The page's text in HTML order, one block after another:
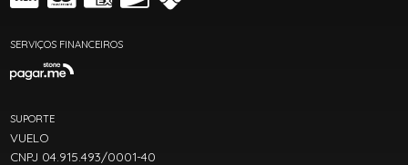
SERVIÇOS FINANCEIROS
SUPORTE
VUELO
CNPJ 04.915.493/0001-40